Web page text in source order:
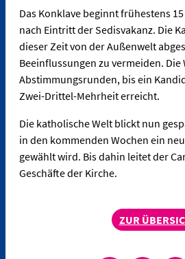
Das Konklave beginnt frühestens
nach Eintritt der Sedisvakanz. Die
dieser Zeit von der Außenwelt
Beeinflussungen zu vermeiden.
Abstimmungsrunden, bis ein
Zwei-Drittel-Mehrheit erreicht.
Die katholische Welt blickt nun
in den kommenden Wochen ein
gewählt wird. Bis dahin leitet der
Geschäfte der Kirche.
ZUR